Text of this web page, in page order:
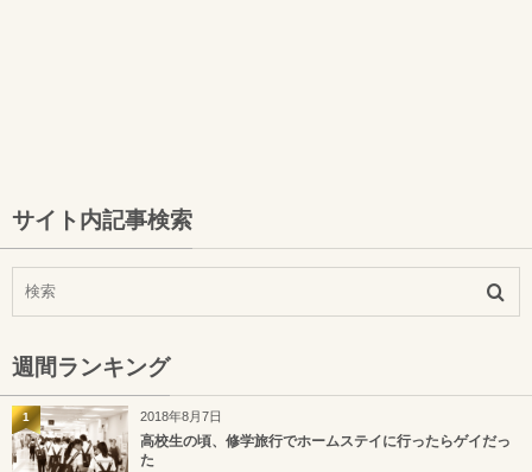
サイト内記事検索
週間ランキング
2018年8月7日
高校生の頃、修学旅行でホームステイに行ったらゲイだっ
た
1